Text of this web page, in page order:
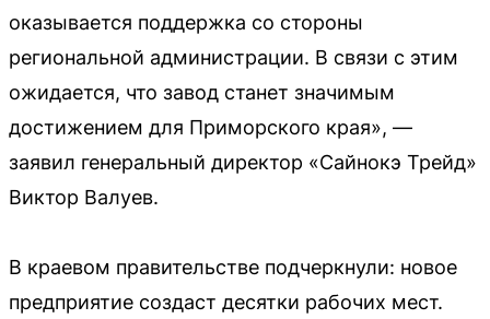
оказывается поддержка со стороны
региональной администрации. В связи с этим
ожидается, что завод станет значимым
достижением для Приморского края», —
заявил генеральный директор «Сайнокэ Трейд»
Виктор Валуев.
В краевом правительстве подчеркнули: новое
предприятие создаст десятки рабочих мест.